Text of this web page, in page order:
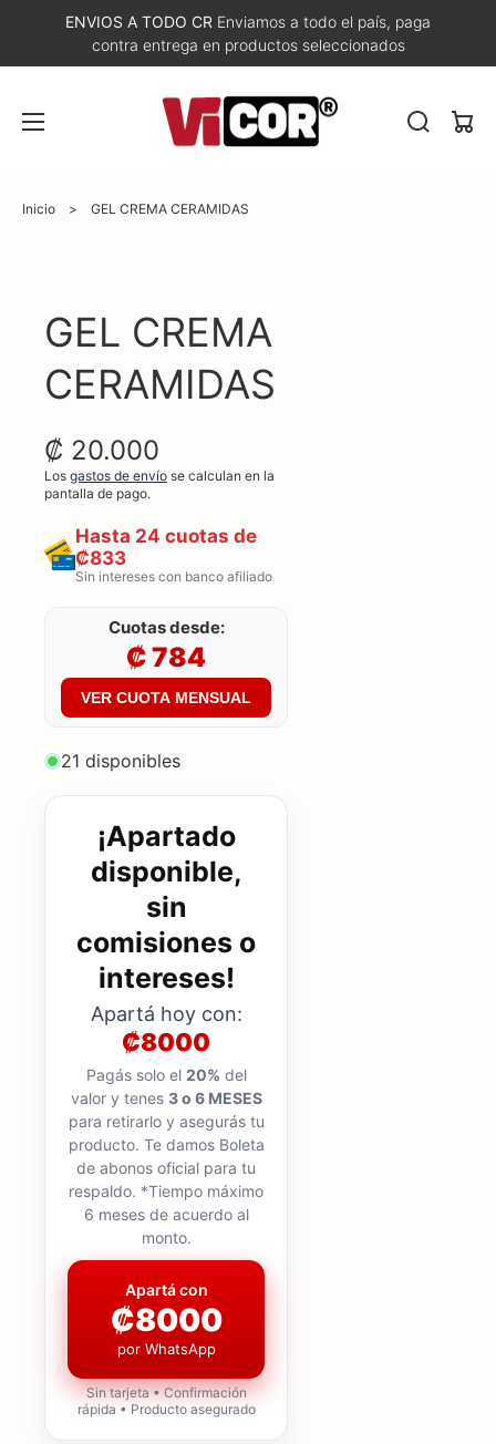
ENVIOS A TODO CR Enviamos a todo el país, paga
contra entrega en productos seleccionados
Inicio > GEL CREMA CERAMIDAS
multimedia
vista
GEL CREMA
CERAMIDAS
₡ 20.000
Los gastos de envío se calculan en la
pantalla de pago.
Hasta 24 cuotas de
₡833
Sin intereses con banco afiliado
Cuotas desde:
₡ 784
VER CUOTA MENSUAL
21 disponibles
¡Apartado
disponible,
sin
comisiones o
intereses!
Apartá hoy con:
₡8000
Pagás solo el 20% del
valor y tenes 3 o 6 MESES
para retirarlo y asegurás tu
producto. Te damos Boleta
de abonos oficial para tu
respaldo. *Tiempo máximo
6 meses de acuerdo al
monto.
Apartá con
₡8000
por WhatsApp
Sin tarjeta • Confirmación
rápida • Producto asegurado